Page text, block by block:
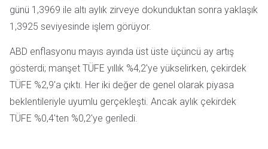
günü 1,3969 ile altı aylık zirveye dokunduktan sonra yaklaşık
1,3925 seviyesinde işlem görüyor.
ABD enflasyonu mayıs ayında üst üste üçüncü ay artış
gösterdi; manşet TÜFE yıllık %4,2'ye yükselirken, çekirdek
TÜFE %2,9'a çıktı. Her iki değer de genel olarak piyasa
beklentileriyle uyumlu gerçekleşti. Ancak aylık çekirdek
TÜFE %0,4'ten %0,2'ye geriledi.